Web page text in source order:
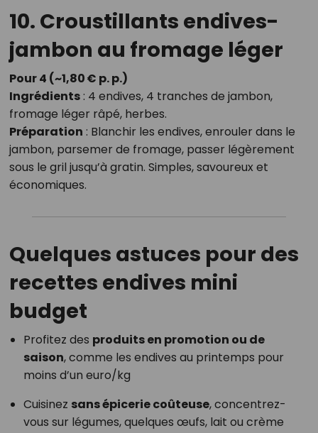
10. Croustillants endives-
jambon au fromage léger
Pour 4 (~1,80 € p. p.)
Ingrédients: 4 endives, 4 tranches de jambon,
fromage léger râpé, herbes.
Préparation : Blanchir les endives, enrouler dans le
jambon, parsemer de fromage, passer légèrement
sous le gril jusqu’à gratin. Simples, savoureux et
économiques.
Quelques astuces pour des
recettes endives mini
budget
Profitez des produits en promotion ou de
saison, comme les endives au printemps pour
moins d’un euro/kg
Cuisinez sans épicerie coûteuse, concentrez-
vous sur légumes, quelques œufs, lait ou crème